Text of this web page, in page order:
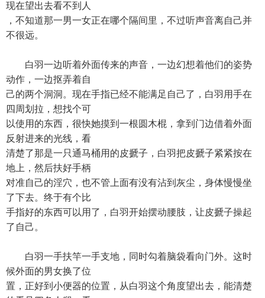
现在望出去看不到人
，不知道那一男一女正在哪个隔间里，不过听声音离自己并
不很远。
白羽一边听着外面传来的声音，一边幻想着他们的姿势
动作，一边抠弄着自
己的两个洞洞。现在手指已经不能满足自己了，白羽用手在
四周划拉，想找个可
以使用的东西，很快她摸到一根圆木棍，拿到门边借着外面
反射进来的光线，看
清楚了那是一只通马桶用的皮搋子，白羽把皮搋子紧紧按在
地上，然后扶好手柄
对准自己的淫穴，也不管上面有没有沾到灰尘，身体慢慢坐
了下去。终于有个比
手指好的东西可以用了，白羽开始摆动腰肢，让皮搋子操起
了自己。
白羽一手扶竿一手支地，同时勾着脑袋看向门外。这时
候外面的男女换了位
置，正好到小便器的位置，从白羽这个角度望出去，能清楚